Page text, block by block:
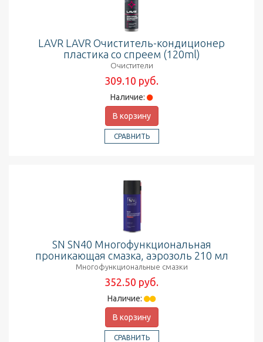
LAVR LAVR Очиститель-кондиционер
пластика со спреем (120ml)
Очистители
309.10 руб.
Наличие:
В корзину
СРАВНИТЬ
SN SN40 Многофункциональная
проникающая смазка, аэрозоль 210 мл
Многофункциональные смазки
352.50 руб.
Наличие:
В корзину
СРАВНИТЬ